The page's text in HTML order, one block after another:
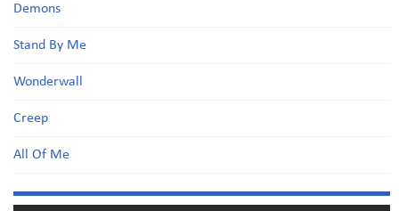
Demons
Stand By Me
Wonderwall
Creep
All Of Me